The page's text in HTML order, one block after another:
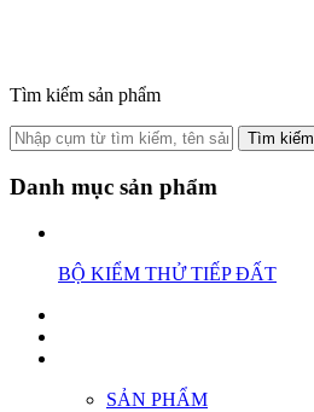
Tìm kiếm sản phẩm
Tìm kiếm
Danh mục sản phẩm
BỘ KIỂM THỬ TIẾP ĐẤT
SẢN PHẨM